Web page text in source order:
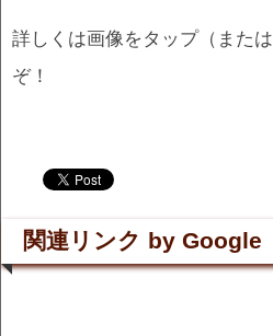
詳しくは画像をタップ（または
ぞ！
関連リンク by Google